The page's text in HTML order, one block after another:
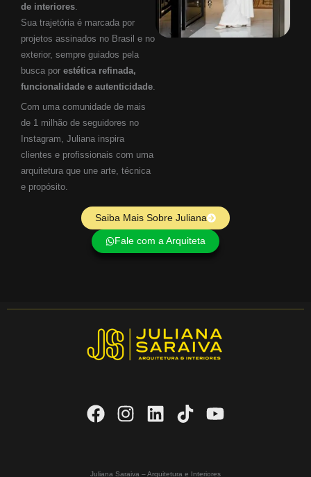
de interiores
Sua trajetória é marcada por
projetos assinados no Brasil e no
exterior, sempre guiados pela
busca por estética refinada,
funcionalidade e autenticidade
Com uma comunidade de mais
de 1 milhão de seguidores no
Instagram, Juliana inspira
clientes e profissionais com uma
arquitetura que une arte, técnica
e propósito.
Saiba Mais Sobre Juliana
Fale com a Arquiteta
Juliana Saraiva – Arquitetura e Interiores